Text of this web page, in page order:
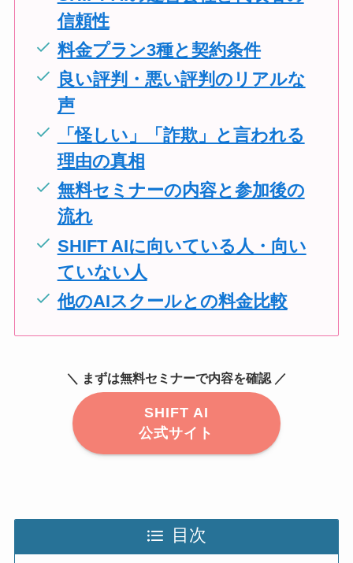
信頼性
料金プラン3種と契約条件
良い評判・悪い評判のリアルな
声
「怪しい」「詐欺」と言われる
理由の真相
無料セミナーの内容と参加後の
流れ
SHIFT AIに向いている人・向い
ていない人
他のAIスクールとの料金比較
＼ まずは無料セミナーで内容を確認 ／
SHIFT AI
公式サイト
目次